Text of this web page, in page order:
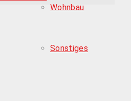
Wohnbau
Sonstiges